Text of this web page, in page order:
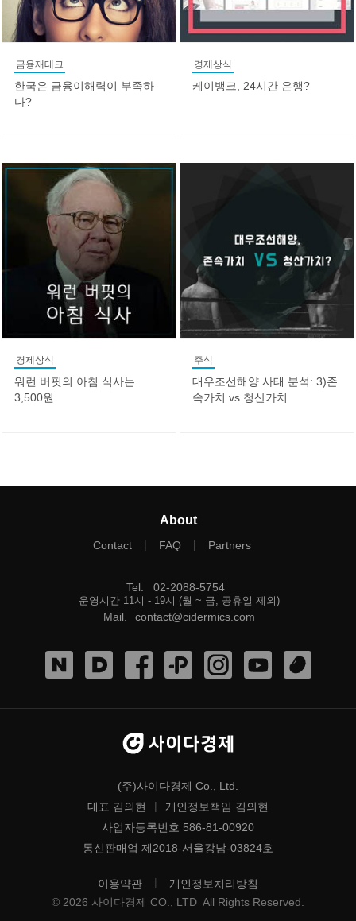
금융재테크
한국은 금융이해력이 부족하
다?
경제상식
케이뱅크, 24시간 은행?
경제상식
워런 버핏의 아침 식사는
3,500원
주식
대우조선해양 사태 분석: 3)존
속가치 vs 청산가치
About
Contact | FAQ | Partners
Tel 02-2088-5754
운영시간 11시 - 19시 (월 ~ 금, 공휴일 제외)
Mail contact@cidermics.com
(주)사이다경제 Co., Ltd.
대표 김의현
|
개인정보책임 김의현
사업자등록번호 586-81-00920
통신판매업 제2018-서울강남-03824호
이용약관 |
개인정보처리방침
© 2026 사이다경제 CO., LTD All Rights Reserved.